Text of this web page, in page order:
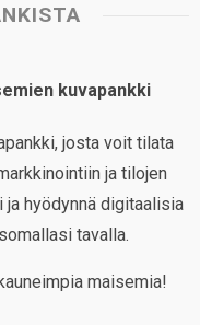
kuvapankki
josta voit tilata
ja tilojen
hyödynnä digitaalisia
tavalla.
maisemia!